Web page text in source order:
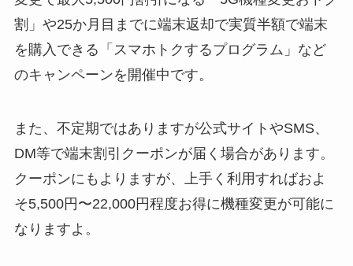
割」や25か月目までに端末返却で実質半額で端末
を購入できる「スマホトクするプログラム」など
のキャンペーンを開催中です。
また、不定期ではありますが公式サイトやSMS、
DM等で端末割引クーポンが届く場合があります。
クーポンにもよりますが、上手く利用すればおよ
そ5,500円〜22,000円程度お得に機種変更が可能に
なりますよ。